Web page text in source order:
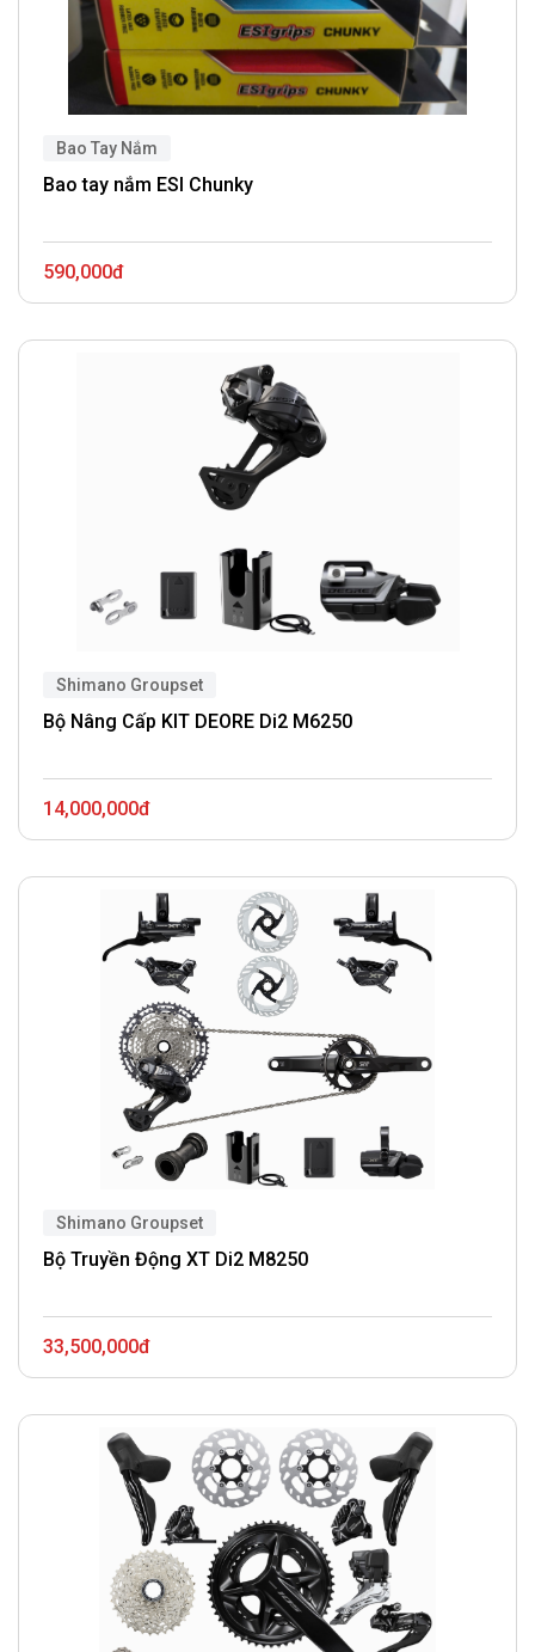
Bao Tay Nắm
Bao tay nắm ESI Chunky
590,000đ
Shimano Groupset
Bộ Nâng Cấp KIT DEORE Di2 M6250
14,000,000đ
Shimano Groupset
Bộ Truyền Động XT Di2 M8250
33,500,000đ